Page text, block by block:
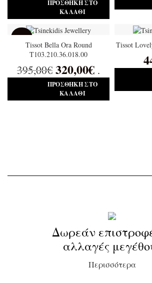
ΠΡΟΣΘΉΚΗ ΣΤΟ
ΚΑΛΆΘΙ
Tissot Bella Ora Round
T103.210.36.018.00
395,00€ 320,00€ .
ΠΡΟΣΘΉΚΗ ΣΤΟ
ΚΑΛΆΘΙ
Tissot
Δωρεάν
αλλαγές
Περισσότερα